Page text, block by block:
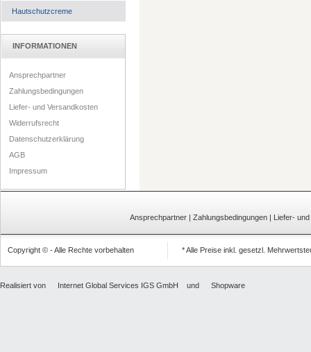
Hautschutzcreme
INFORMATIONEN
Ansprechpartner
Zahlungsbedingungen
Liefer- und Versandkosten
Widerrufsrecht
Datenschutzerklärung
AGB
Impressum
Ansprechpartner | Zahlungsbedingungen | Liefer-
Copyright © - Alle Rechte vorbehalten * Alle Preise inkl. gesetzl.
Realisiert von Internet Global Services IGS GmbH und Shopware